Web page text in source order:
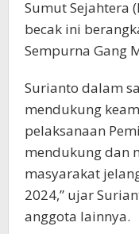
Sumut Sejahtera
becak ini
Sempurna Gang
Surianto dalam
mendukung
pelaksanaan
mendukung dan
masyarakat
2024,” ujar
anggota lainnya.